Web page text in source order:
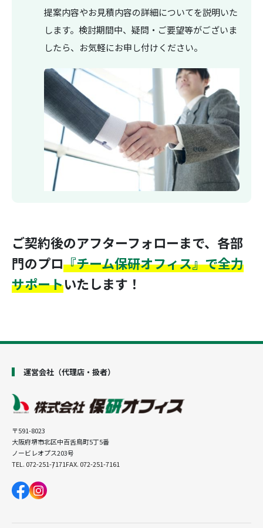
提案内容やお見積内容の詳細についてを説明いた
します。検討期間中、疑問・ご要望等がございま
したら、お気軽にお申し付けください。
ご契約後のアフターフォローまで、 各部
門のプロ『チーム保研オフィス』で全力
サポートいたします！
運営会社（代理店・扱者）
〒591-8023
大阪府堺市北区中百舌鳥町5丁5番
ノービレオプス203号
TEL. 072-251-7171FAX. 072-251-7161